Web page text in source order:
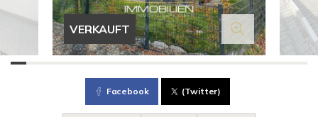
VERKAUFT
Facebook (Twitter)